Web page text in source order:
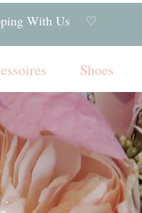
With Us ♡
Shoes